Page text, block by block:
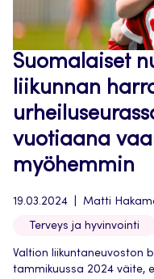
Suomalaiset
liikunnan
vuotiaana
myöhemmin
19.03.2024 Matti
Terveys ja hyvinvointi
Valtion liikuntaneuvoston
tammikuussa 2024 väite,